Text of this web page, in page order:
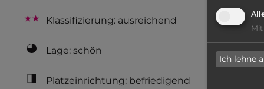
Klassifizierung: ausreichend
Lage: schön
Platzeinrichtung: befriedigend
Ich lehne